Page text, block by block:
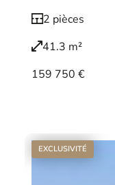
2 pièces
41.3 m²
159 750 €
EXCLUSIVITÉ